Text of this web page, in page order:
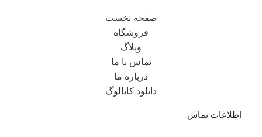
صفحه نخست
فروشگاه
وبلاگ
تماس با ما
درباره ما
دانلود کاتالوگ
اطلاعات تماس